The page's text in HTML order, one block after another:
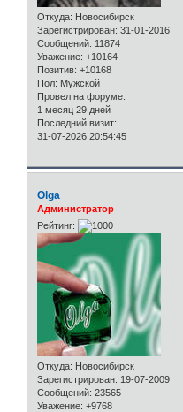
Откуда: Новосибирск
Зарегистрирован: 31-01-2016
Сообщений: 11874
Уважение: +10164
Позитив: +10168
Пол: Мужской
Провел на форуме:
1 месяц 29 дней
Последний визит:
31-07-2026 20:54:45
Olga
Администратор
Рейтинг:
Откуда: Новосибирск
Зарегистрирован: 19-07-2009
Сообщений: 23565
Уважение: +9768